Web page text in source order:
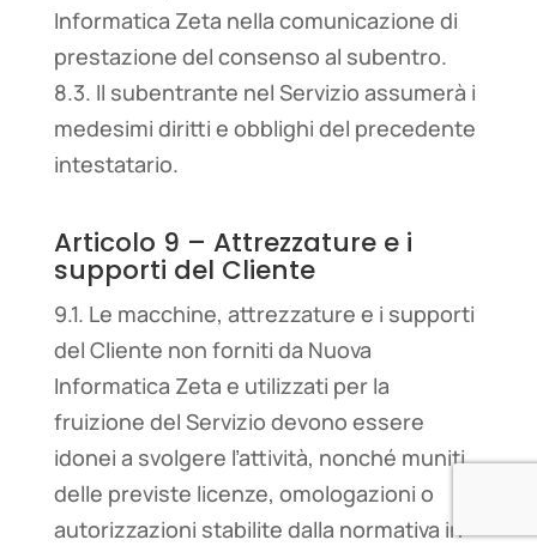
Informatica Zeta nella comunicazione di
prestazione del consenso al subentro.
8.3. Il subentrante nel Servizio assumerà i
medesimi diritti e obblighi del precedente
intestatario.
Articolo 9 – Attrezzature e i
supporti del Cliente
9.1. Le macchine, attrezzature e i supporti
del Cliente non forniti da Nuova
Informatica Zeta e utilizzati per la
fruizione del Servizio devono essere
idonei a svolgere l’attività, nonché muniti
delle previste licenze, omologazioni o
autorizzazioni stabilite dalla normativa in